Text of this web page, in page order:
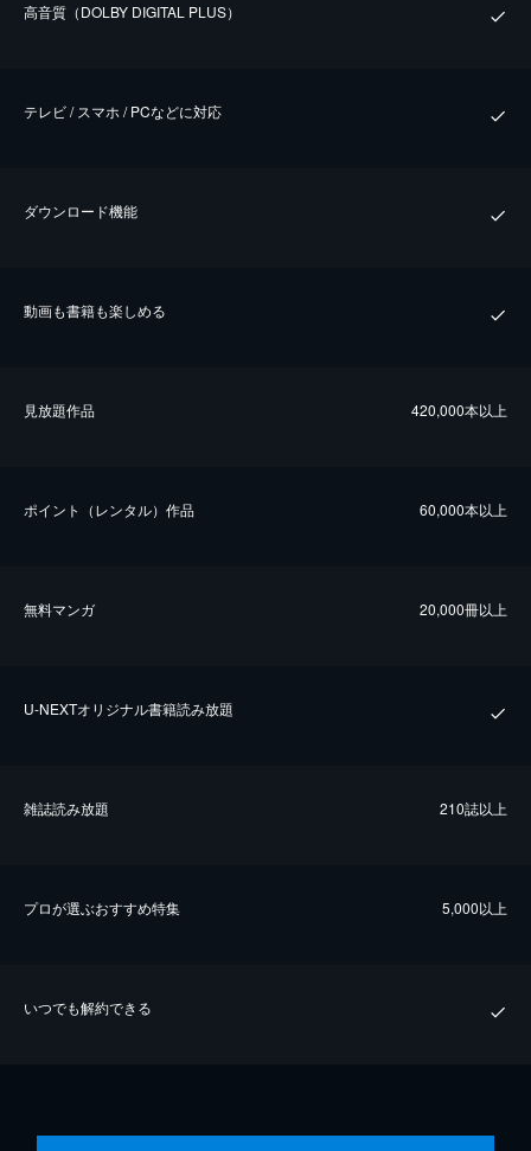
⾼⾳質（DOLBY DIGITAL PLUS）
テレビ / スマホ / PCなどに対応
ダウンロード機能
動画も書籍も楽しめる
⾒放題作品 420,000本以上
ポイント（レンタル）作品 60,000本以上
無料マンガ 20,000冊以上
U-NEXTオリジナル書籍読み放題
雑誌読み放題 210誌以上
プロが選ぶおすすめ特集 5,000以上
いつでも解約できる